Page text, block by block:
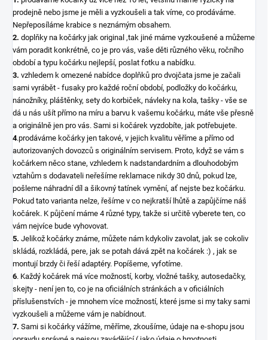
prodejně nebo jsme je měli a vyzkoušeli a tak víme, co prodáváme.
Nepřeposíláme krabice s neznámým obsahem.
2. doplňky na kočárky jak original ,tak jiné máme vyzkoušené a můžeme
vám poradit konkrétně, co je pro vás, vaše děti různého věku, ročního
období a typu kočárku nejlepší, poslat fotku a nabídku.
3. vzhledem k omezené nabídce doplňků pro dvojčata jsme je začali
sami vyrábět - fusaky pro každé roční období, podložky do kočárku,
nánožníky, pláštěnky, sety do korbiček, návleky na kola, tašky - vše se
dá u nás ušít přímo na míru a barvu k vašemu kočárku, máte vše přesně
a originálně jen pro vás. Sami si kočárek vyzdobíte, jak potřebujete.
4.prodáváme kočárky jen takové, v jejich kvalitu věříme a přímo od
autorizovaných dovozců s originálním servisem. Proto, když se vám s
kočárkem něco stane, vzhledem k nadstandardním a dlouhodobým
vztahům s dodavateli neřešíme reklamace nikdy 30 dnů, pokud lze,
pošleme náhradní díl a šikovný tatínek vymění, ať nejste bez kočárku.
Pokud tato varianta nelze, řešíme v co nejkratší lhůtě a zapůjčíme náš
kočárek. K půjčení máme 4 různé typy, takže si určitě vyberete ten, co
vám nejvíce bude vyhovovat.
5. Jelikož kočárky známe, můžete nám kdykoliv zavolat, jak se cokoliv
skládá, rozkládá, pere, jak se potah dává zpět na kočárek :) , jak se
montují brzdy či řeší adaptéry. Popíšeme, vyfotíme.
6. Každý kočárek má více možností, korby, vložné tašky, autosedačky,
skejty - není jen to, co je na oficiálních stránkách a v oficiálních
příslušenstvích - je mnohem více možností, které jsme si my taky sami
vyzkoušeli a můžeme vám je nabídnout.
7. Sami si kočárky vážíme, měříme, zkoušíme, údaje na e-shopu jsou